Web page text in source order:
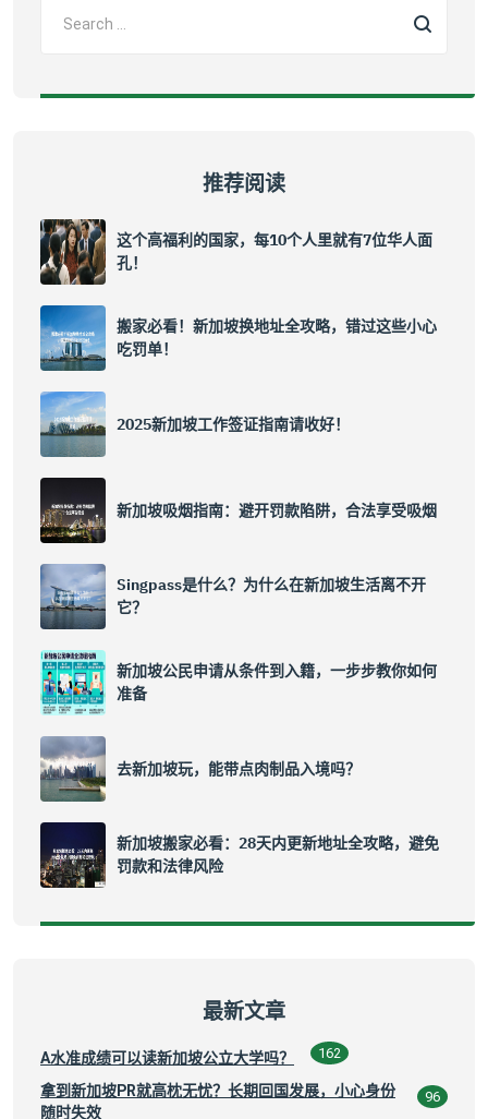
推荐阅读
这个高福利的国家，每10个人里就有7位华人面
孔！
搬家必看！新加坡换地址全攻略，错过这些小心
吃罚单！
2025新加坡工作签证指南请收好！
新加坡吸烟指南：避开罚款陷阱，合法享受吸烟
Singpass是什么？为什么在新加坡生活离不开
它？
新加坡公民申请从条件到入籍，一步步教你如何
准备
去新加坡玩，能带点肉制品入境吗？
新加坡搬家必看：28天内更新地址全攻略，避免
罚款和法律风险
最新文章
A水准成绩可以读新加坡公立大学吗？ 162
拿到新加坡PR就高枕无忧？长期回国发展，小心身份
随时失效
96